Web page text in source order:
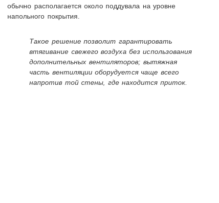
обычно располагается около поддувала на уровне
напольного покрытия.
Такое решение позволит гарантировать
втягивание свежего воздуха без использования
дополнительных вентиляторов; вытяжная
часть вентиляции оборудуется чаще всего
напротив той стены, где находится приток.